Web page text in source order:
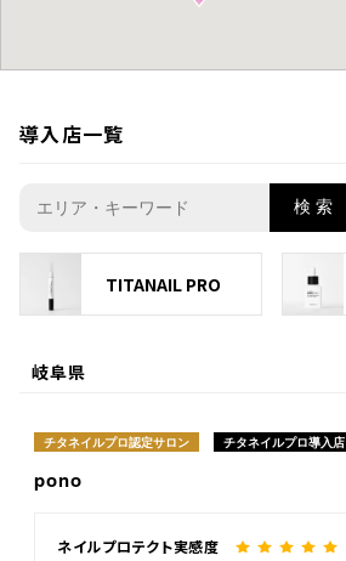
導入店一覧
検 索
TITANAIL PRO
岐阜県
チタネイルプロ認定サロン チタネイルプロ導入店
pono
ネイルプロテクト実感度